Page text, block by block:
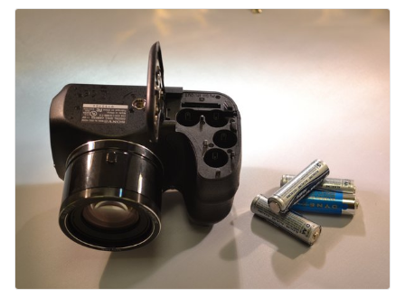
Добавить комментарий
Отмена Оставить комментарий